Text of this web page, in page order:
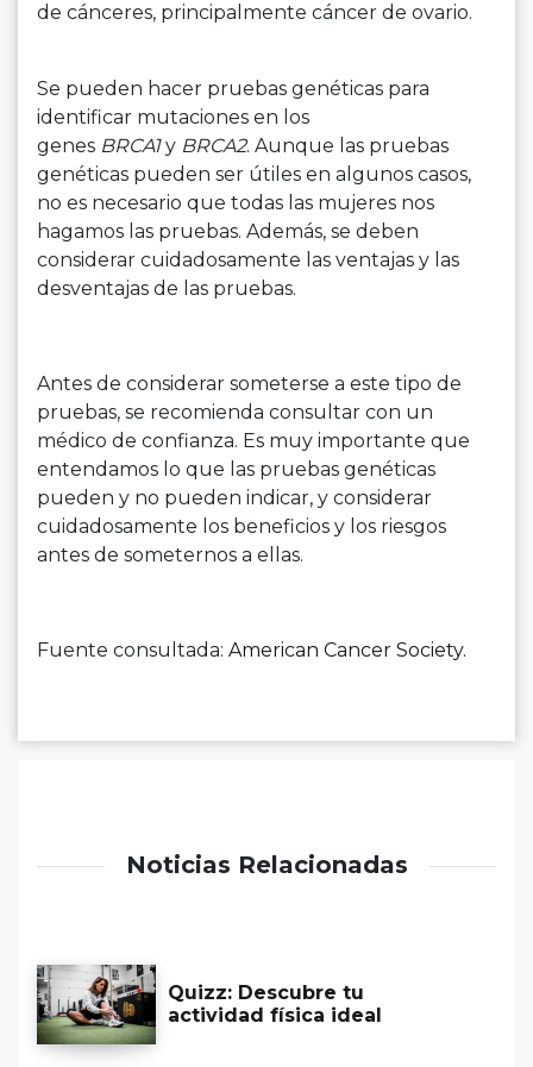
de cánceres, principalmente cáncer de ovario.
Se pueden hacer pruebas genéticas para
identificar mutaciones en los
genes BRCA1y BRCA2. Aunque las pruebas
genéticas pueden ser útiles en algunos casos,
no es necesario que todas las mujeres nos
hagamos las pruebas. Además, se deben
considerar cuidadosamente las ventajas y las
desventajas de las pruebas.
Antes de considerar someterse a este tipo de
pruebas, se recomienda consultar con un
médico de confianza. Es muy importante que
entendamos lo que las pruebas genéticas
pueden y no pueden indicar, y considerar
cuidadosamente los beneficios y los riesgos
antes de someternos a ellas.
Fuente consultada: American Cancer Society.
Noticias Relacionadas
Quizz: Descubre tu
actividad física ideal